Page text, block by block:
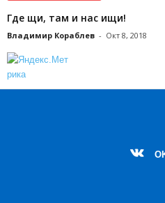
Где щи, там и нас ищи!
Владимир Кораблев - Окт 8, 2018